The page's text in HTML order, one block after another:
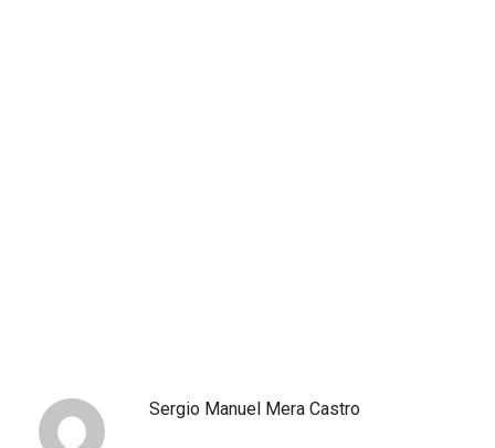
Sergio Manuel Mera Castro